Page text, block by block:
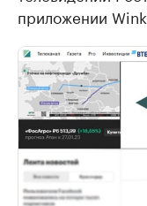
приложении Wink.